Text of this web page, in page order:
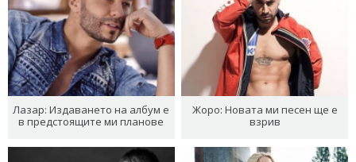
Лазар: Издаването на албум е
в предстоящите ми планове
Жоро: Новата ми песен ще е
взрив